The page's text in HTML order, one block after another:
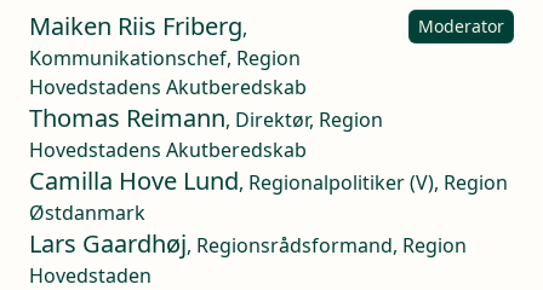
Maiken Riis Friberg,
Kommunikationschef, Region
Hovedstadens Akutberedskab
Moderator
Thomas Reimann, Direktør, Region
Hovedstadens Akutberedskab
Camilla Hove Lund, Regionalpolitiker (V), Region
Østdanmark
Lars Gaardhøj, Regionsrådsformand, Region
Hovedstaden